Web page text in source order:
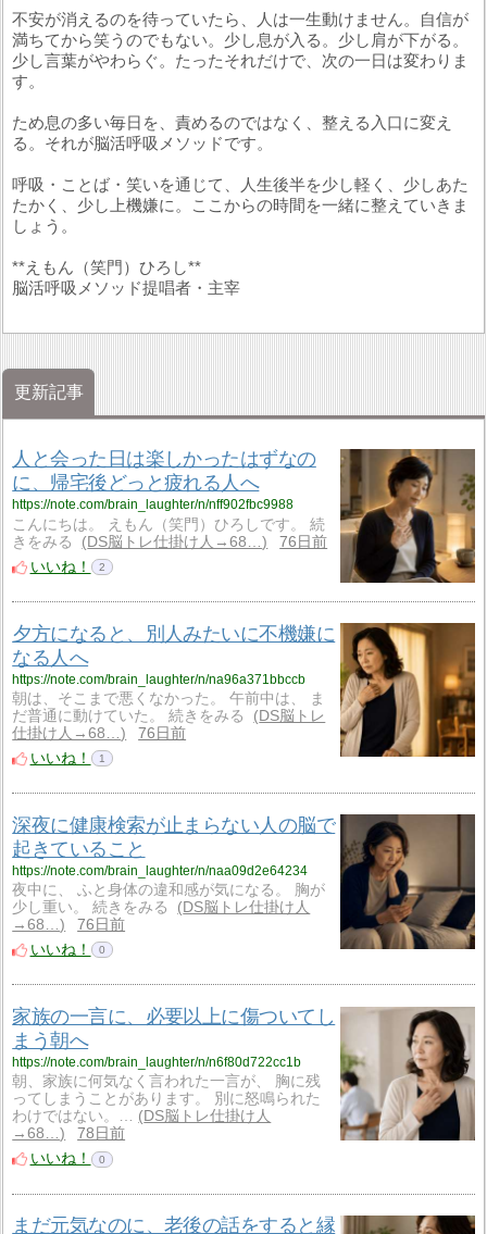
不安が消えるのを待っていたら、人は一生動けません。自信が
満ちてから笑うのでもない。少し息が入る。少し肩が下がる。
少し言葉がやわらぐ。たったそれだけで、次の一日は変わりま
す。
ため息の多い毎日を、責めるのではなく、整える入口に変え
る。それが脳活呼吸メソッドです。
呼吸・ことば・笑いを通じて、人生後半を少し軽く、少しあた
たかく、少し上機嫌に。ここからの時間を一緒に整えていきま
しょう。
**えもん（笑門）ひろし**
脳活呼吸メソッド提唱者・主宰
更新記事
人と会った日は楽しかったはずなの
に、帰宅後どっと疲れる人へ
https://note.com/brain_laughter/n/nff902fbc9988
こんにちは。 えもん（笑門）ひろしです。 続
きをみる
DS脳トレ仕掛け人→68…
76日前
いいね！
2
夕方になると、別人みたいに不機嫌に
なる人へ
https://note.com/brain_laughter/n/na96a371bbccb
朝は、そこまで悪くなかった。 午前中は、 ま
だ普通に動けていた。 続きをみる
DS脳トレ
仕掛け人→68…
76日前
いいね！
1
深夜に健康検索が止まらない人の脳で
起きていること
https://note.com/brain_laughter/n/naa09d2e64234
夜中に、 ふと身体の違和感が気になる。 胸が
少し重い。 続きをみる
DS脳トレ仕掛け人
→68…
76日前
いいね！
0
家族の一言に、必要以上に傷ついてし
まう朝へ
https://note.com/brain_laughter/n/n6f80d722cc1b
朝、家族に何気なく言われた一言が、 胸に残
ってしまうことがあります。 別に怒鳴られた
わけではない。…
DS脳トレ仕掛け人
→68…
78日前
いいね！
0
まだ元気なのに、老後の話をすると縁